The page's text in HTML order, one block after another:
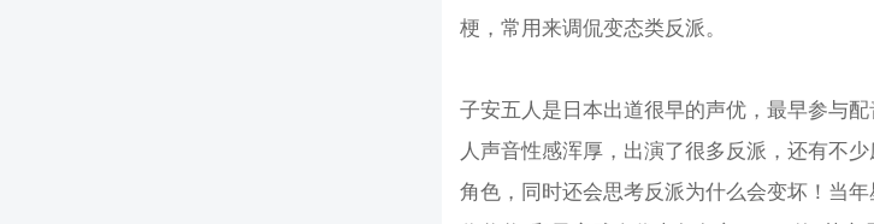
梗，常用来调侃变态类反派。
子安五人是日本出道很早的声优，最早参与
人声音性感浑厚，出演了很多反派，还有不
角色，同时还会思考反派为什么会变坏！当